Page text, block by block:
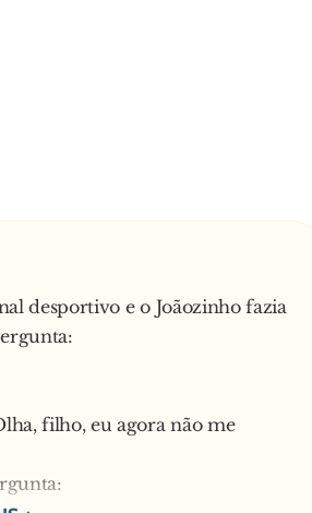
desportivo e o Joãozinho fazia
filho, eu agora não me